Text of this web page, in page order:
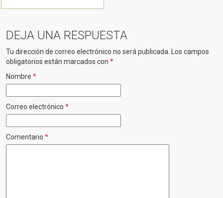
DEJA UNA RESPUESTA
Tu dirección de correo electrónico no será publicada. Los campos
obligatorios están marcados con *
Nombre *
Correo electrónico *
Comentario *